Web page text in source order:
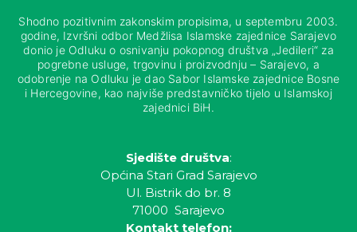
Shodno pozitivnim zakonskim propisima, u septembru 2003.
godine, Izvršni odbor Medžlisa Islamske zajednice Sarajevo
donio je Odluku o osnivanju pokopnog društva „Jedileri“ za
pogrebne usluge, trgovinu i proizvodnju – Sarajevo, a
odobrenje na Odluku je dao Sabor Islamske zajednice Bosne
i Hercegovine, kao najviše predstavničko tijelo u Islamskoj
zajednici BiH.
Sjedište društva:
Općina Stari Grad Sarajevo
Ul. Bistrik do br. 8
71000 Sarajevo
Kontakt telefon: